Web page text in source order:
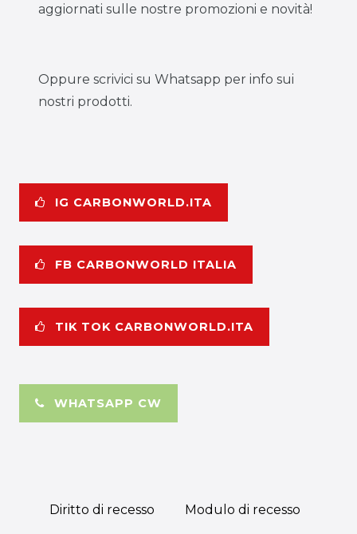
aggiornati sulle nostre promozioni e novità!
Oppure scrivici su Whatsapp per info sui
nostri prodotti.
IG CARBONWORLD.ITA
FB CARBONWORLD ITALIA
TIK TOK CARBONWORLD.ITA
WHATSAPP CW
Diritto di recesso Modulo di recesso